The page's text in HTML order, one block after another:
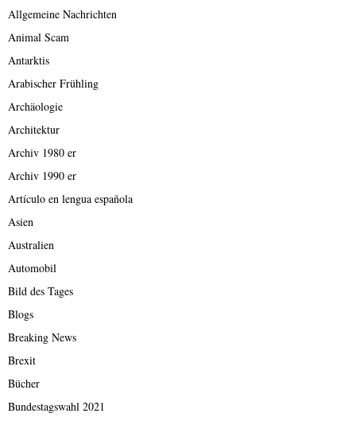
Allgemeine Nachrichten
Animal Scam
Antarktis
Arabischer Frühling
Archäologie
Architektur
Archiv 1980 er
Archiv 1990 er
Artículo en lengua española
Asien
Australien
Automobil
Bild des Tages
Blogs
Breaking News
Brexit
Bücher
Bundestagswahl 2021